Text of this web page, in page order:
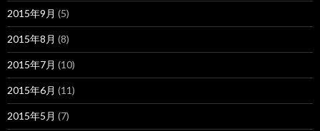
2015年9月 (5)
2015年8月 (8)
2015年7月 (10)
2015年6月 (11)
2015年5月 (7)